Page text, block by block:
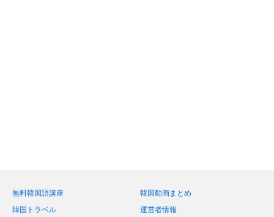
無料韓国語講座
韓国動画まとめ
韓国トラベル
運営者情報